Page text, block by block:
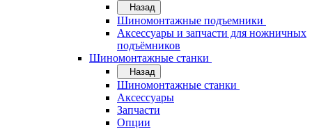
Назад
Шиномонтажные подъемники
Аксессуары и запчасти для ножничных
подъёмников
Шиномонтажные станки
Назад
Шиномонтажные станки
Аксессуары
Запчасти
Опции